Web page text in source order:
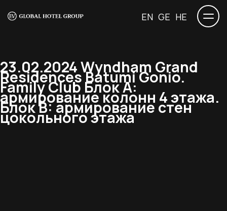
EN GE HE
23.02.2024 Wyndham Grand
Residences Batumi Gonio.
Family Club Блок А:
армирование колонн 4 этажа.
Блок B: армирование стен
цокольного этажа